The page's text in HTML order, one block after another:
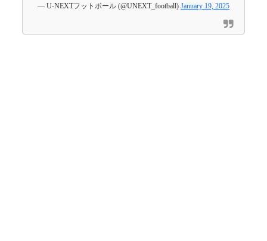
— U-NEXTフットボール (@UNEXT_football) January 19, 2025